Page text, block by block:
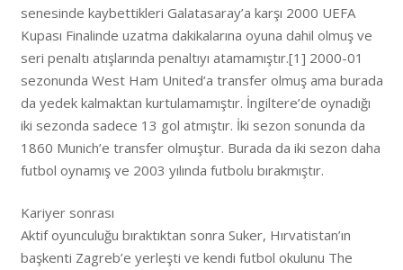
senesinde kaybettikleri Galatasaray’a karşı 2000 UEFA
Kupası Finalinde uzatma dakikalarına oyuna dahil olmuş ve
seri penaltı atışlarında penaltıyı atamamıştır.[1] 2000-01
sezonunda West Ham United’a transfer olmuş ama burada
da yedek kalmaktan kurtulamamıştır. İngiltere’de oynadığı
iki sezonda sadece 13 gol atmıştır. İki sezon sonunda da
1860 Munich’e transfer olmuştur. Burada da iki sezon daha
futbol oynamış ve 2003 yılında futbolu bırakmıştır.
Kariyer sonrası
Aktif oyunculuğu bıraktıktan sonra Suker, Hırvatistan’ın
başkenti Zagreb’e yerleşti ve kendi futbol okulunu The